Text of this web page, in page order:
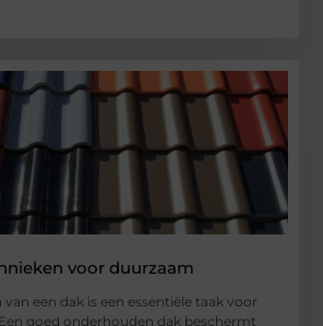
voor duurzaam
een dak is een essentiële taak voor
goed onderhouden dak beschermt